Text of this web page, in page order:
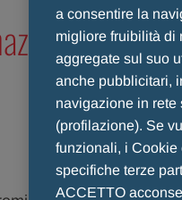
Fair
a consentire la
migliore fruibilità di
aggregate sul suo
anche pubblicitari,
navigazione in rete
(profilazione). Se
funzionali, i Cookie
specifiche terze
ACCETTO